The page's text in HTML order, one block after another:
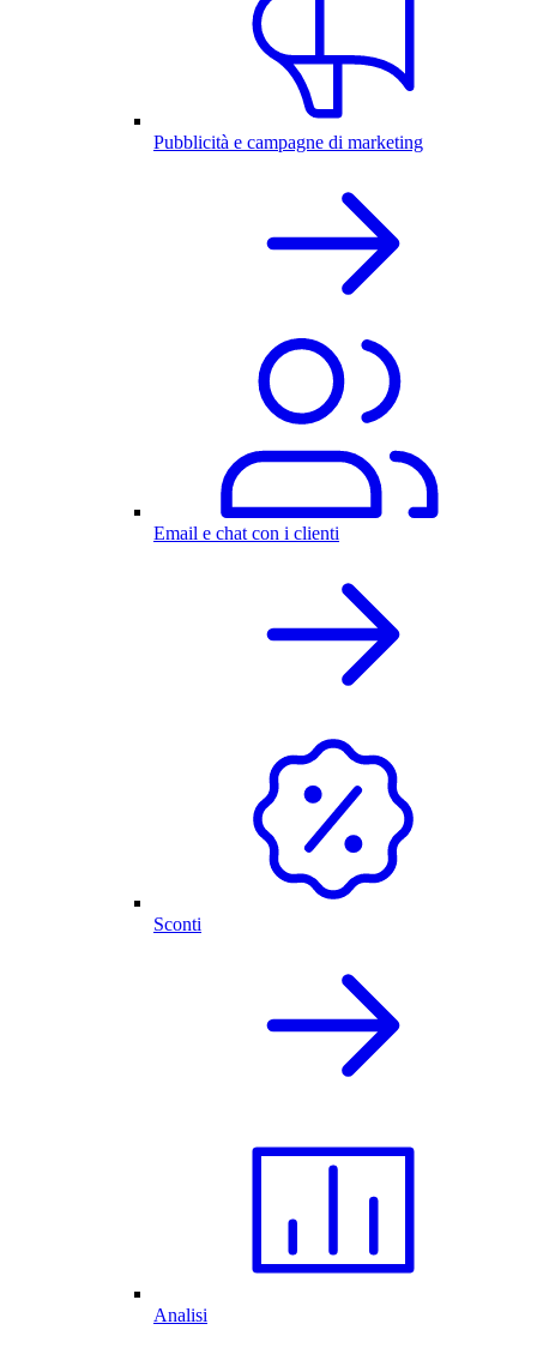
Pubblicità e campagne di marketing
Email e chat con i clienti
Sconti
Analisi